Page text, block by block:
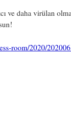
ve daha virülan
room/2020/